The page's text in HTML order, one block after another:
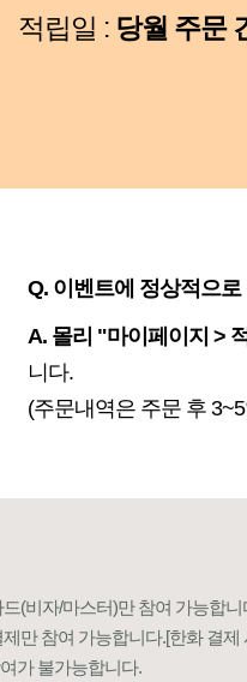
적립일 : 당월 주문
Q.이벤트에 정상적으로
A. 몰리 "마이페이지 >
니다.
(주문내역은 주문 후
(비자/마스터)만 참여 가능합니
만 참여 가능합니다.[한화 결제
가 불가능합니다.